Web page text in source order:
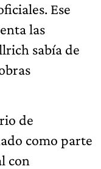
Ese
las
sabía de
de
como parte
con